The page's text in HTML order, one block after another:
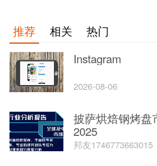
推荐 相关
热门
Instagram
2026-08-06
披萨烘焙钢烤盘
2025
邦友1746773663015